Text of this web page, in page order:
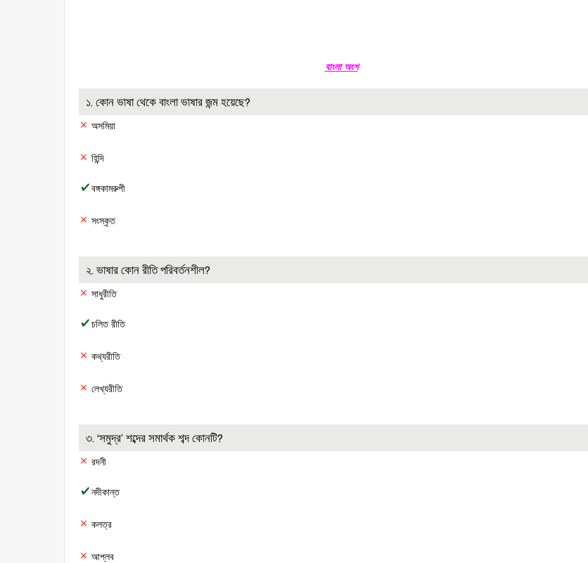
বাংলা অংশ
১. কোন ভাষা থেকে বাংলা ভাষার জন্ম হয়েছে?
অসমিয়া
হিন্দি
বঙ্গকামরুপী
সংস্কৃত
২. ভাষার কোন রীতি পরিবর্তনশীল?
সাধুরীতি
চলিত রীতি
কথ্যরীতি
লেখ্যরীতি
৩. ‘সমুদ্র’ শব্দের সমার্থক শব্দ কোনটি?
রদনী
নদীকান্ত
কলত্র
আপ্লব